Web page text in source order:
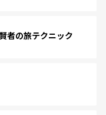
者の旅テクニック